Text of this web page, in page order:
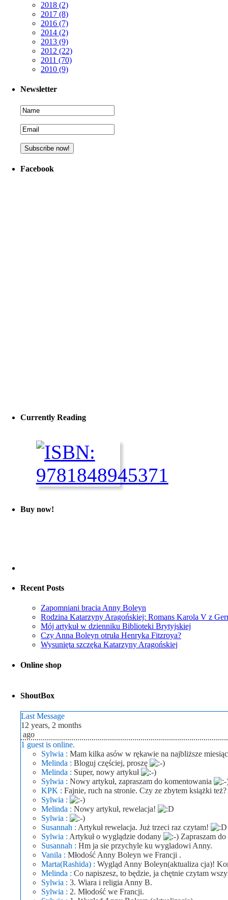
2018 (2)
2017 (8)
2016 (7)
2014 (2)
2013 (9)
2012 (22)
2011 (70)
2010 (9)
Newsletter
Facebook
Currently Reading
Buy now!
Recent Posts
Zapomniani bracia Anny Boleyn
Rodzina Katarzyny Aragońskiej: Romans Karola V z
Mój artykuł w dzienniku Biblioteki Brytyjskiej
Czy Anna Boleyn otruła Henryka Fitzroya?
Wysunięta szczęka Katarzyny Aragońskiej
Online shop
ShoutBox
Last Message
12 years, 2 months
ago
1 guest is online.
Sylwia : Mam kilka asów w rękawie na najbliższe
Melinda : Bloguj częściej, proszę
Melinda : Super, nowy artykuł
Sylwia : Nowy artykuł, zapraszam do komentowania
KPK : Fajnie, ruch na stronie. Czy ze zbytem książki też?
Sylwia :
Melinda : Nowy artykuł, rewelacja!
Sylwia :
Susannah : Artykuł rewelacja. Już trzeci raz czytam!
Sylwia : Artykuł o wyglądzie dodany
Zapraszam
Susannah : Hm ja sie przychyle ku wygladowi Anny.
Vanila : Młodość Anny Boleyn we Francji .
Marta(Rashida) : Wygląd Anny Boleyn(aktualiza cja)!
Melinda : Co napiszesz, to będzie, ja chętnie czytam
Sylwia : 3. Wiara i religia Anny B.
Sylwia : 2. Młodość we Francji.